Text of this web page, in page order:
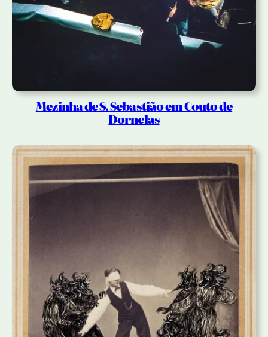
Mezinha de S. Sebastião em Couto de
Dornelas